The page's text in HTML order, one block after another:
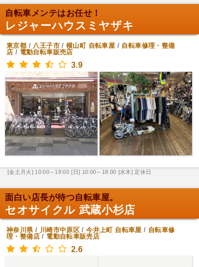
自転車メンテはお任せ！
レジャーハウスミヤザキ
東京都 / 八王子市/横山町 自転車屋 / 自転車修理・整備
店 / 電動自転車販売店
3.9
[金土月火] 10:00～19:00 [日] 10:00～18:00 [水木] 定休日
面白い店長が待つ自転車屋。
セオサイクル 武蔵小杉店
神奈川県/ 川崎市中原区 /今井上町 自転車屋 / 自転車修
理・整備店/ 電動自転車販売店
2.6